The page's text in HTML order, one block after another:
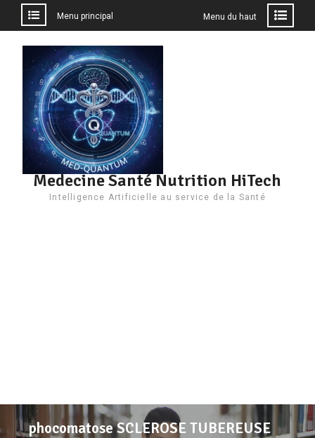
contenu
Menu principal Menu du haut
Medecine Santé Nutrition HiTech
Intelligence Artificielle au service de la Santé
phocomatose SCLEROSE TUBEREUSE